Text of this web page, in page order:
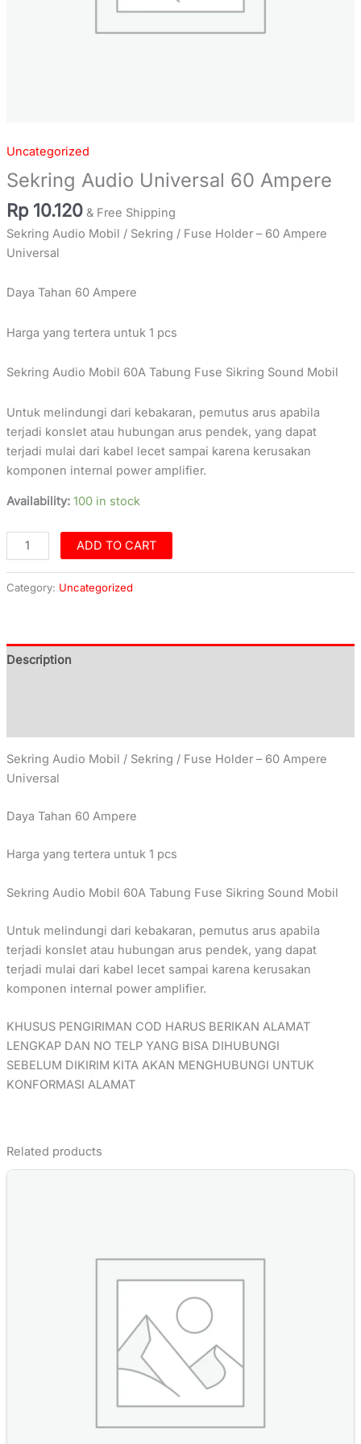
Uncategorized
Sekring Audio Universal 60 Ampere
Rp 10.120 & Free Shipping
Sekring Audio Mobil / Sekring / Fuse Holder – 60 Ampere
Universal
Daya Tahan 60 Ampere
Harga yang tertera untuk 1 pcs
Sekring Audio Mobil 60A Tabung Fuse Sikring Sound Mobil
Untuk melindungi dari kebakaran, pemutus arus apabila
terjadi konslet atau hubungan arus pendek, yang dapat
terjadi mulai dari kabel lecet sampai karena kerusakan
komponen internal power amplifier.
Availability: 100 in stock
ADD TO CART
Category: Uncategorized
Description
Sekring Audio Mobil / Sekring / Fuse Holder – 60 Ampere
Universal
Daya Tahan 60 Ampere
Harga yang tertera untuk 1 pcs
Sekring Audio Mobil 60A Tabung Fuse Sikring Sound Mobil
Untuk melindungi dari kebakaran, pemutus arus apabila
terjadi konslet atau hubungan arus pendek, yang dapat
terjadi mulai dari kabel lecet sampai karena kerusakan
komponen internal power amplifier.
KHUSUS PENGIRIMAN COD HARUS BERIKAN ALAMAT
LENGKAP DAN NO TELP YANG BISA DIHUBUNGI
SEBELUM DIKIRIM KITA AKAN MENGHUBUNGI UNTUK
KONFORMASI ALAMAT
Related products